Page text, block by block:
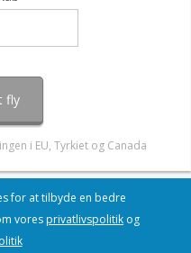
fly
i EU, Tyrkiet og Canada
for at tilbyde en bedre
vores privatlivspolitik og